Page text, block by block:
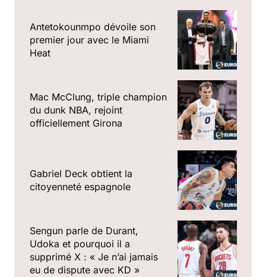
Antetokounmpo dévoile son
premier jour avec le Miami
Heat
Mac McClung, triple champion
du dunk NBA, rejoint
officiellement Girona
Gabriel Deck obtient la
citoyenneté espagnole
Sengun parle de Durant,
Udoka et pourquoi il a
supprimé X : « Je n’ai jamais
eu de dispute avec KD »